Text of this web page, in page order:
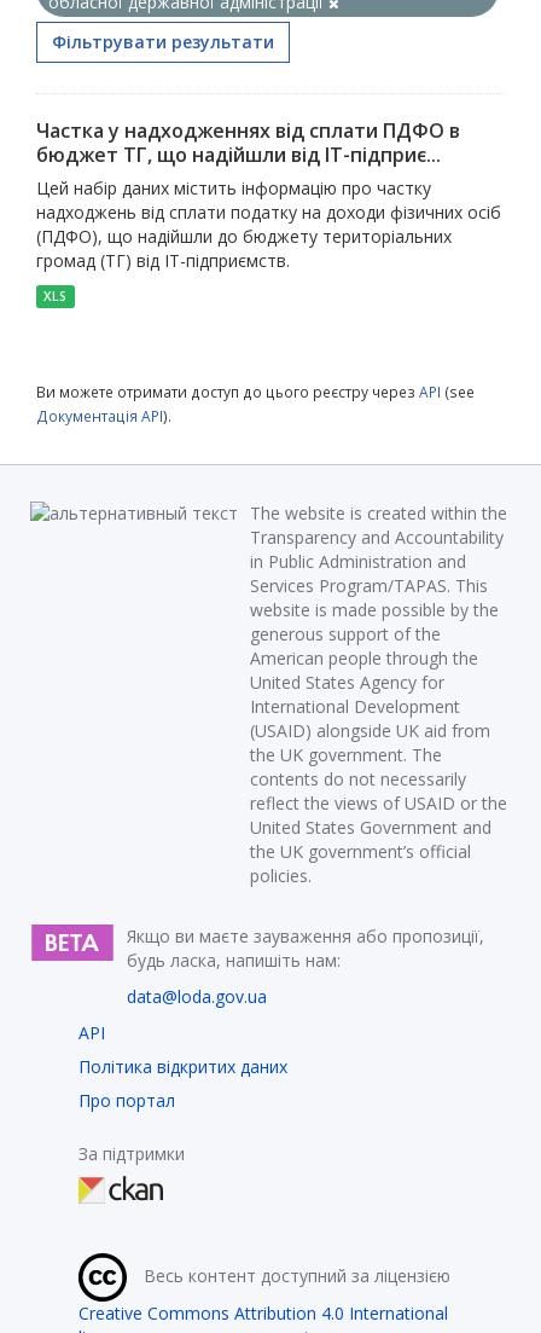
Фільтрувати результати
Частка у надходженнях від сплати ПДФО в
бюджет ТГ, що надійшли від ІТ-підприє...
Цей набір даних містить інформацію про частку
надходжень від сплати податку на доходи фізичних осіб
(ПДФО), що надійшли до бюджету територіальних
громад (ТГ) від ІТ-підприємств.
XLS
Ви можете отримати доступ до цього реєстру через API (see
Документація API).
The website is created within the
Transparency and Accountability
in Public Administration and
Services Program/TAPAS. This
website is made possible by the
generous support of the
American people through the
United States Agency for
International Development
(USAID) alongside UK aid from
the UK government. The
contents do not necessarily
reflect the views of USAID or the
United States Government and
the UK government’s official
policies.
Якщо ви маєте зауваження або пропозиції,
будь ласка, напишіть нам:
data@loda.gov.ua
API
Політика відкритих даних
Про портал
За підтримки
Весь контент доступний за ліцензією
Creative Commons Attribution 4.0 International